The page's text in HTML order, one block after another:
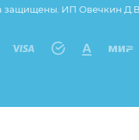
защищены. ИП Овечкин